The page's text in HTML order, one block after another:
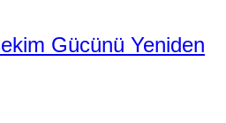
Gücünü Yeniden